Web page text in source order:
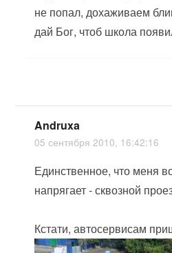
не попал, дохаживаем
дай Бог, чтоб школа
Andruxa
05 сентября 2010, 16:42:16
Единственное, что меня
напрягает - сквозной
Кстати, автосервисам